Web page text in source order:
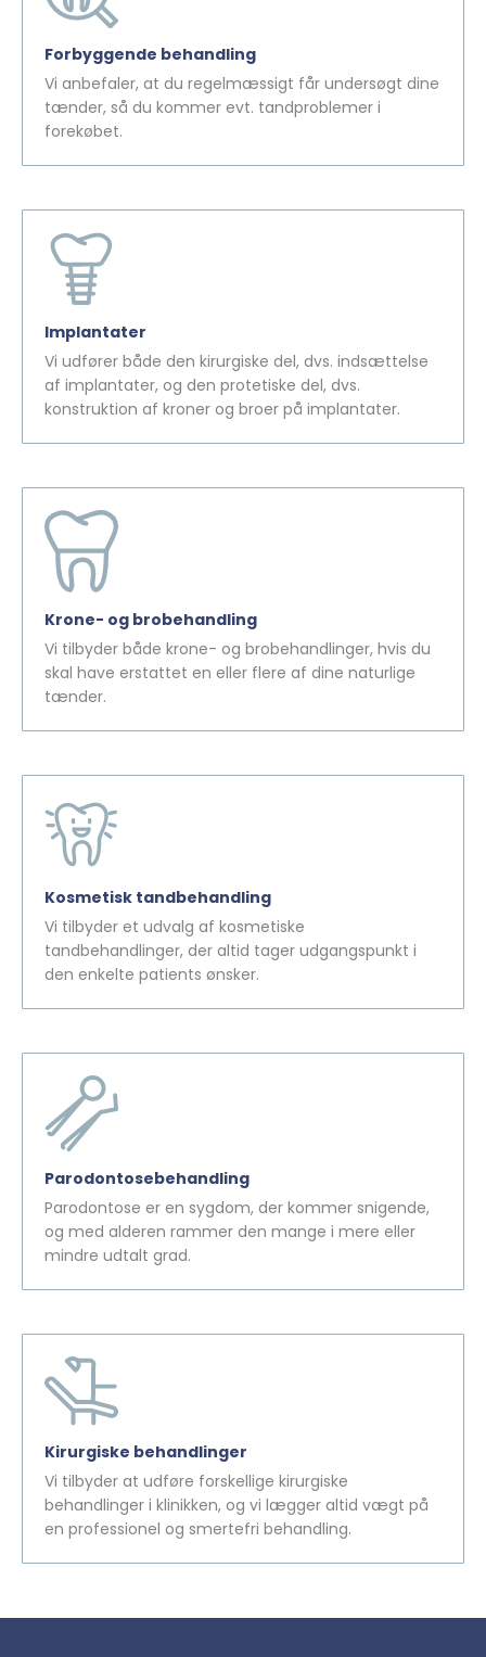
Forbyggende behandling
Vi anbefaler, at du regelmæssigt får undersøgt dine
tænder, så du kommer evt. tandproblemer i
forekøbet.
Implantater
Vi udfører både den kirurgiske del, dvs. indsættelse
af implantater, og den protetiske del, dvs.
konstruktion af kroner og broer på implantater.
Krone- og brobehandling
Vi tilbyder både krone- og brobehandlinger, hvis du
skal have erstattet en eller flere af dine naturlige
tænder.
Kosmetisk tandbehandling
Vi tilbyder et udvalg af kosmetiske
tandbehandlinger, der altid tager udgangspunkt i
den enkelte patients ønsker.
Parodontosebehandling
Parodontose er en sygdom, der kommer snigende,
og med alderen rammer den mange i mere eller
mindre udtalt grad.
Kirurgiske behandlinger
Vi tilbyder at udføre forskellige kirurgiske
behandlinger i klinikken, og vi lægger altid vægt på
en professionel og smertefri behandling.